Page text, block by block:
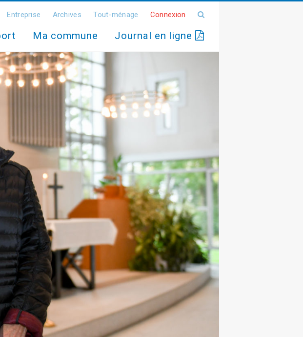
Entreprise Archives Tout-ménage Connexion
Ma commune Journal en ligne